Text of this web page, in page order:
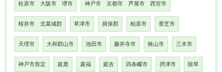
松原市 大阪市 堺市 神戸市 京都市 芦屋市 西宮市
桜井市 北葛城郡 草津市 揖保郡 柏原市 香芝市
天理市 大和郡山市 池田市 藤井寺市 狭山市 三木市
神戸市剪定 庭鹿 庭福 庭吉 四条畷市 摂津市 除草